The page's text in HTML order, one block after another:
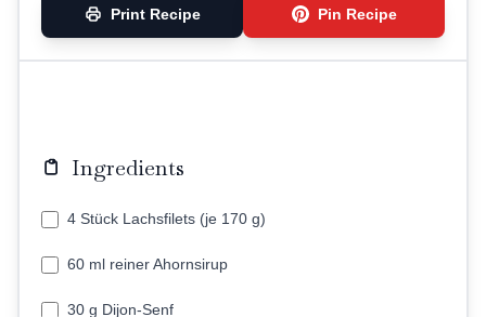
Print Recipe Pin Recipe
Ingredients
4 Stück Lachsfilets (je 170 g)
60 ml reiner Ahornsirup
30 g Dijon-Senf